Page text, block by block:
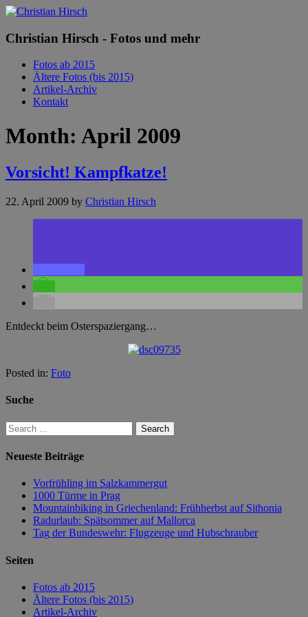
Christian Hirsch - Fotos und mehr
Fotos ab 2015
Ältere Fotos (bis 2015)
Artikel-Archiv
Kontakt
Month: April 2009
Vorsicht! Kampfkatze!
22. April 2009 by Christian Hirsch
Entdeckt beim Osterspaziergang…
Posted in: Foto
Suche
Neueste Beiträge
Vorfrühling im Salzkammergut
1000 Türme in Prag
Mountainbiking in Griechenland: Frühherbst auf Sithonia
Radurlaub: Spätsommer auf Mallorca
Tag der Bundeswehr: Flugzeuge und Hubschrauber
Seiten
Fotos ab 2015
Ältere Fotos (bis 2015)
Artikel-Archiv